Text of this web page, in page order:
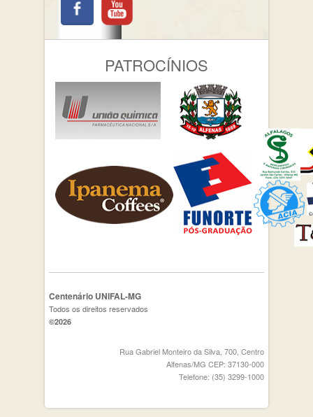
PATROCÍNIOS
Centenário UNIFAL-MG
Todos os direitos reservados
©2026
Rua Gabriel Monteiro da Silva, 700, Centro
Alfenas/MG CEP: 37130-000
Telefone: (35) 3299-1000